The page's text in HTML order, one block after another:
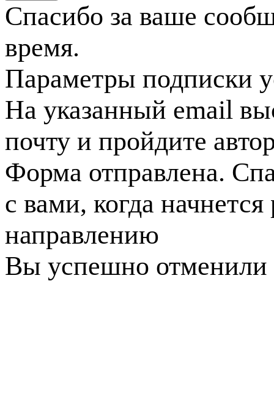
Спасибо за ваше
время.
Параметры подписки
На указанный email
почту и пройдите
Форма отправлена.
с вами, когда
направлению
Вы успешно отменили